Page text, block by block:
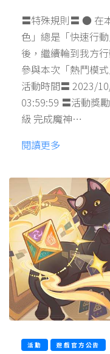
〓特殊規則〓 ● 在
色」總是「快速行
後，繼續輪到我方
參與本次「熱鬥模
活動時間〓 2023/
03:59:59 〓活動獎
級 完成魔神…
閱讀更多
活動 遊戲官方公告